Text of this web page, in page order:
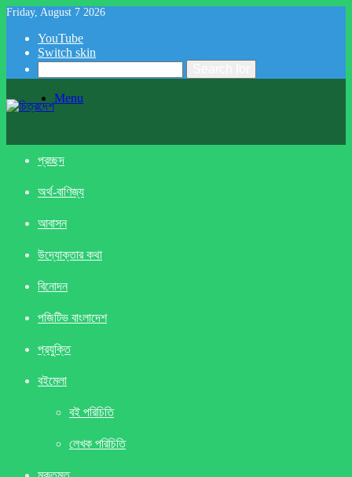
Friday, August 7 2026
YouTube
Switch skin
Menu
প্রচ্ছদ
অর্থ-বাণিজ্য
আবাসন
উদ্যোক্তার কথা
বিনোদন
পজিটিভ বাংলাদেশ
প্রযুক্তি
বইমেলা
বই পরিচিতি
লেখক পরিচিতি